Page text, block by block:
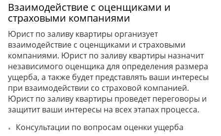
Взаимодействие с оценщиками и
страховыми компаниями
Юрист по заливу квартиры организует
взаимодействие с оценщиками и страховыми
компаниями. Юрист по заливу квартиры назначит
независимого оценщика для определения размера
ущерба, а также будет представлять ваши интересы
при взаимодействии со страховой компанией.
Юрист по заливу квартиры проведет переговоры и
защитит ваши интересы на всех этапах процесса.
Консультации по вопросам оценки ущерба